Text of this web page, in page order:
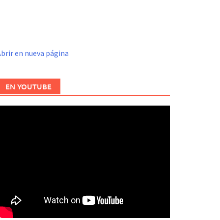
en nueva página
EN YOUTUBE